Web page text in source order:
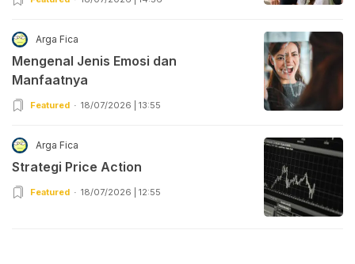
Arga Fica
Mengenal Jenis Emosi dan
Manfaatnya
Featured 18/07/2026 | 13:55
Arga Fica
Strategi Price Action
Featured 18/07/2026 | 12:55